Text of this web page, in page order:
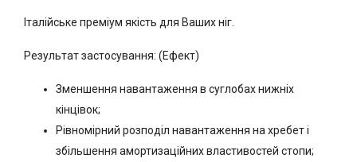
Італійське преміум якість для Ваших ніг.
Результат застосування: (Ефект)
Зменшення навантаження в суглобах нижніх
кінцівок;
Рівномірний розподіл навантаження на хребет і
збільшення амортизаційних властивостей стопи;